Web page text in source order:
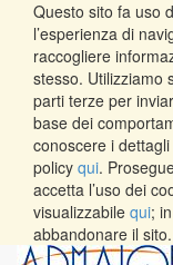
Questo sito fa uso
l’esperienza di
raccogliere
stesso. Utilizziamo
parti terze per
base dei
conoscere i
policy qui.
accetta l’uso dei
visualizzabile qui;
abbandonare il sito.